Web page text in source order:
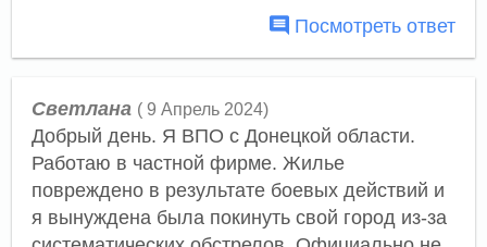
Посмотреть ответ
Светлана ( 9 Апрель 2024)
Добрый день. Я ВПО с Донецкой области.
Работаю в частной фирме. Жилье
повреждено в результате боевых действий и
я вынуждена была покинуть свой город из-за